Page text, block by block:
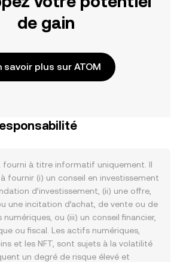
de gain
savoir plus sur ATOM
fourni à titre informatif uniquement. Il
fournir (i) un conseil en investissement
d’investissement, (ii) une offre,
une incitation d’achat, de vente ou de
ou (iii) un conseil financier,
ou fiscal. Les actifs numériques,
et les NFT, sont sujets à la volatilité
un degré de risque élevé et